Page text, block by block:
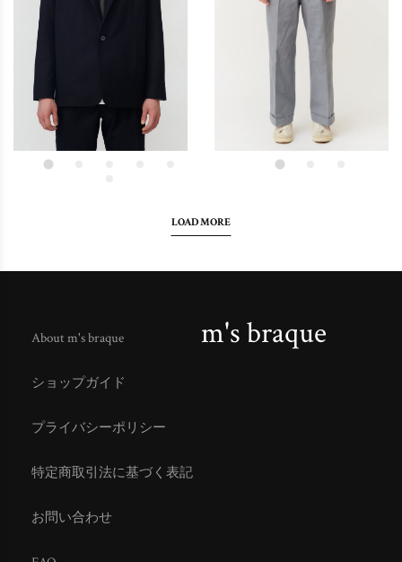
LOAD MORE
About m's braque
ショップガイド
プライバシーポリシー
特定商取引法に基づく表記
お問い合わせ
m's braque